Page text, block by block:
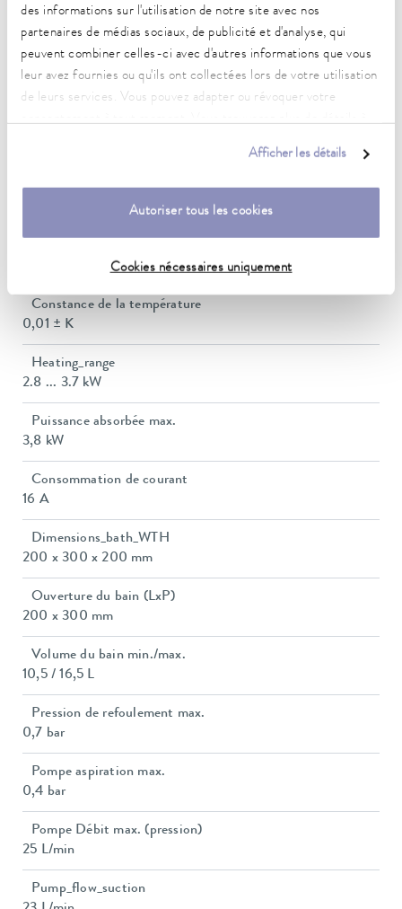
des informations sur l'utilisation de notre site avec nos
partenaires de médias sociaux, de publicité et d'analyse, qui
peuvent combiner celles-ci avec d'autres informations que vous
leur avez fournies ou qu'ils ont collectées lors de votre utilisation
de leurs services. Vous pouvez adapter ou révoquer votre
Afficher les détails
Autoriser tous les cookies
Cookies nécessaires uniquement
Caractéristiques techniques
(selon DIN 12876)
Plage de température de fonctionnement
Constance de la température
0,01 ± K
Heating_range
2.8 ... 3.7 kW
Puissance absorbée max.
3,8 kW
Consommation de courant
16 A
Dimensions_bath_WTH
200 x 300 x 200 mm
Ouverture du bain (LxP)
200 x 300 mm
Volume du bain min./max.
10,5 / 16,5 L
Pression de refoulement max.
0,7 bar
Pompe aspiration max.
0,4 bar
Pompe Débit max. (pression)
25 L/min
Pump_flow_suction